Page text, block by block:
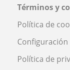
Términos y
Política de
Configuración
Política de